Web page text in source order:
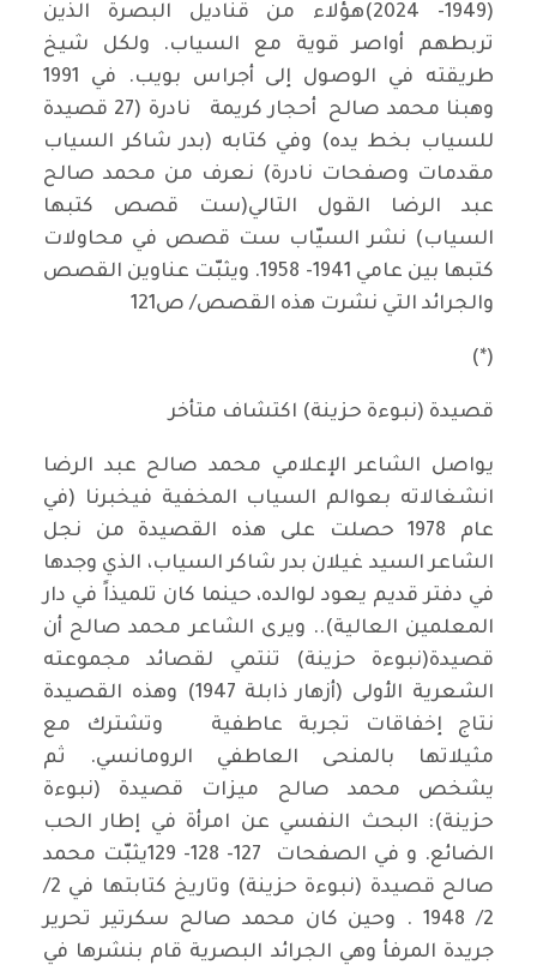
(1949- 2024)هؤلاء من قناديل البصرة الذين
تربطهم أواصر قوية مع السياب. ولكل شيخ
طريقته في الوصول إلى أجراس بويب. في 1991
وهبنا محمد صالح أحجار كريمة نادرة (27 قصيدة
للسياب بخط يده) وفي كتابه (بدر شاكر السياب
مقدمات وصفحات نادرة) نعرف من محمد صالح
عبد الرضا القول التالي(ست قصص كتبها
السياب) نشر السيّاب ست قصص في محاولات
كتبها بين عامي 1941- 1958. ويثبّت عناوين القصص
والجرائد التي نشرت هذه القصص/ ص121
(*)
قصيدة (نبوءة حزينة) اكتشاف متأخر
يواصل الشاعر الإعلامي محمد صالح عبد الرضا
انشغالاته بعوالم السياب المخفية فيخبرنا (في
عام 1978 حصلت على هذه القصيدة من نجل
الشاعر السيد غيلان بدر شاكر السياب، الذي وجدها
في دفتر قديم يعود لوالده، حينما كان تلميذاً في دار
المعلمين العالية).. ويرى الشاعر محمد صالح أن
قصيدة(نبوءة حزينة) تنتمي لقصائد مجموعته
الشعرية الأولى (أزهار ذابلة 1947) وهذه القصيدة
نتاج إخفاقات تجربة عاطفية وتشترك مع
مثيلاتها بالمنحى العاطفي الرومانسي. ثم
يشخص محمد صالح ميزات قصيدة (نبوءة
حزينة): البحث النفسي عن امرأة في إطار الحب
الضائع. و في الصفحات 127- 128- 129يثبّت محمد
صالح قصيدة (نبوءة حزينة) وتاريخ كتابتها في 2/
2/ 1948 . وحين كان محمد صالح سكرتير تحرير
جريدة المرفأ وهي الجرائد البصرية قام بنشرها في